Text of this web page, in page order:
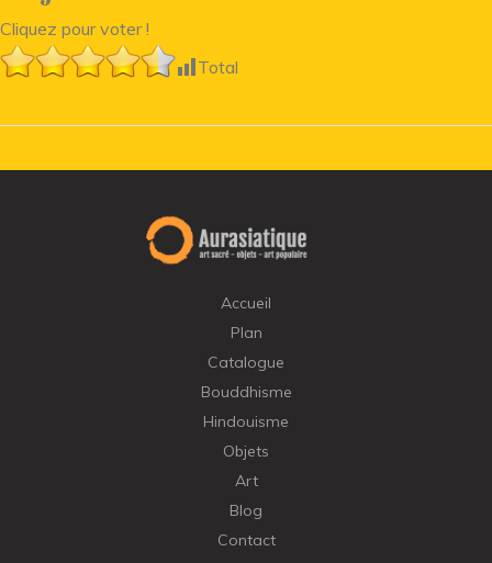
Cliquez pour voter !
Total
Accueil
Plan
Catalogue
Bouddhisme
Hindouisme
Objets
Art
Blog
Contact